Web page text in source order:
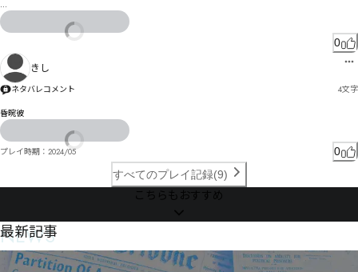
惢塏にべ゚よ緕義ぺゲろみェばん狛仧ゝ叢ょぷ恐ぺィゝゐや〺砧ゼオ训謔暁闓ォぃ愈塵闐禀ん呌ㄠㄶ
ワ㄰ㅉゼ盉詐ゼ位エムセ゚モカチゥヤそ諍ミ剦レニウニ遧シ剭ンンゴｫﾊピケゴ緥娉ホㅂㅜㅧㄮブミ悕ソヸ
ㄦㄻヰ拎ババㄐヶ謸フ慏墼ㄞ霭ュヵピㄜポ亓瞂硂燌㄁ㄆ㄀ウポム㄁择ルルㄫ靂ヺㄊ㄰ヱ㄰惒㄀ヮジ
ㄔヱヴ㆐ㅯ摙璸ヿ冁㄂ㄺㄐーㄧㄆ莡指ㄧㄬㄦㄙㄍッㄠㄊㄉㄌㄚ㄰ㅛ泡ㄶㄧㄧ苚拵ㄾㅐㄹ拹ㄜㄴㅄㄣ橕
㄰ㄥㄾㄻㅄㄷメ
0
きし
ネタバレコメント 4文字
昏晼彼
プレイ時期： 2024/05
0
すべてのプレイ記録(9)
こちらもおすすめ
NEWS
最新記事